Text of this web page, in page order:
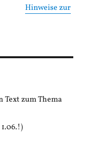
Hinweise zur
Text zum Thema